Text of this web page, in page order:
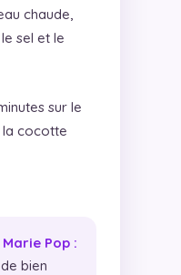
chaude,
sel et le
sur le
la cocotte
Pop :
bien